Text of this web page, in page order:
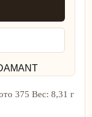
375 Вес: 8,31 г